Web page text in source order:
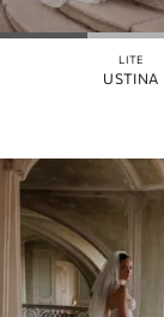
LITE
USTINA